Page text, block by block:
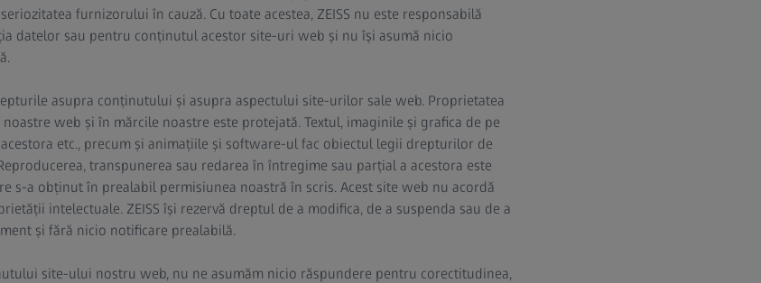
furnizorului în cauză. Cu toate acestea, ZEISS nu este responsabilă
datelor sau pentru conținutul acestor site-uri web și nu își asumă nicio
asupra conținutului și asupra aspectului site-urilor sale web. Proprietatea
web și în mărcile noastre este protejată. Textul, imaginile și grafica de pe
etc., precum și animațiile și software-ul fac obiectul legii drepturilor de
transpunerea sau redarea în întregime sau parțial a acestora este
s-a obținut în prealabil permisiunea noastră în scris. Acest site web nu acordă
intelectuale. ZEISS își rezervă dreptul de a modifica, de a suspenda sau de a
și fără nicio notificare prealabilă.
site-ului nostru web, nu ne asumăm nicio răspundere pentru corectitudinea,